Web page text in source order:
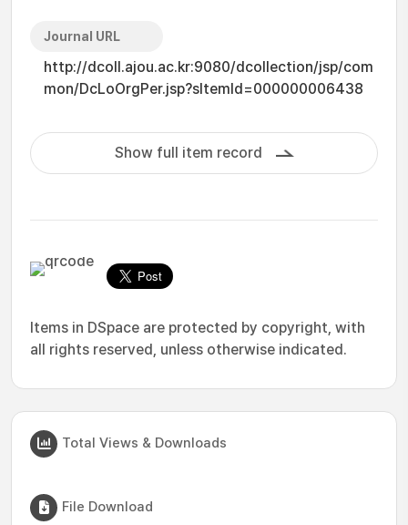
Journal URL
http://dcoll.ajou.ac.kr:9080/dcollection/jsp/com
mon/DcLoOrgPer.jsp?sItemId=000000006438
Show full item record
Items in DSpace are protected by copyright, with
all rights reserved, unless otherwise indicated.
Total Views & Downloads
File Download